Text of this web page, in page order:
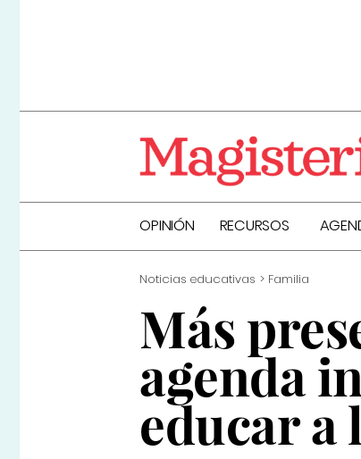
OPINIÓN RECURSOS
Noticias educativas Familia
Más
agenda
educar a